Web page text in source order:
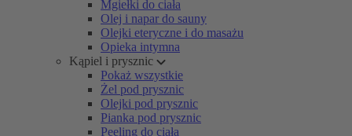
Mgiełki do ciała
Olej i napar do sauny
Olejki eteryczne i do masażu
Opieka intymna
Kąpiel i prysznic
Pokaż wszystkie
Żel pod prysznic
Olejki pod prysznic
Pianka pod prysznic
Peeling do ciała